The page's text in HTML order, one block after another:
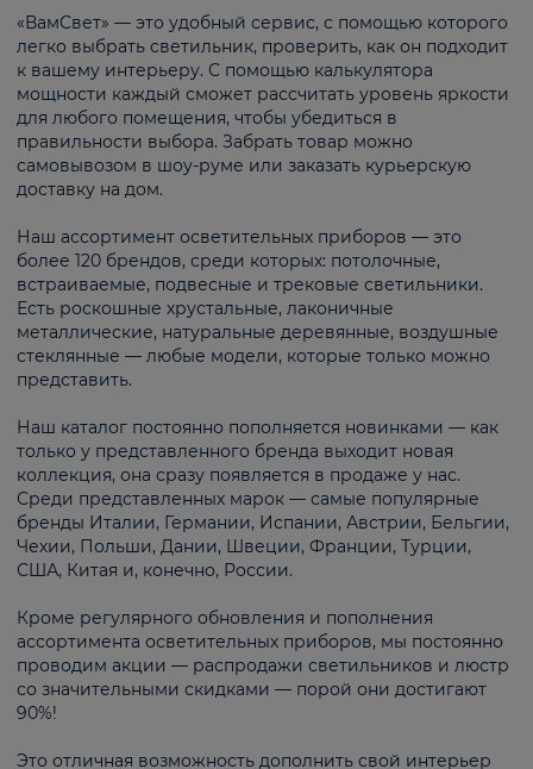
«ВамСвет» — это удобный сервис, с помощью которого
легко выбрать светильник, проверить, как он подходит
к вашему интерьеру. С помощью калькулятора
мощности каждый сможет рассчитать уровень яркости
для любого помещения, чтобы убедиться в
правильности выбора. Забрать товар можно
самовывозом в шоу-руме или заказать курьерскую
доставку на дом.
Наш ассортимент осветительных приборов — это
более 120 брендов, среди которых: потолочные,
встраиваемые, подвесные и трековые светильники.
Есть роскошные хрустальные, лаконичные
металлические, натуральные деревянные, воздушные
стеклянные — любые модели, которые только можно
представить.
Наш каталог постоянно пополняется новинками — как
только у представленного бренда выходит новая
коллекция, она сразу появляется в продаже у нас.
Среди представленных марок — самые популярные
бренды Италии, Германии, Испании, Австрии, Бельгии,
Чехии, Польши, Дании, Швеции, Франции, Турции,
США, Китая и, конечно, России.
Кроме регулярного обновления и пополнения
ассортимента осветительных приборов, мы постоянно
проводим акции — распродажи светильников и люстр
со значительными скидками — порой они достигают
90%!
Это отличная возможность дополнить свой интерьер